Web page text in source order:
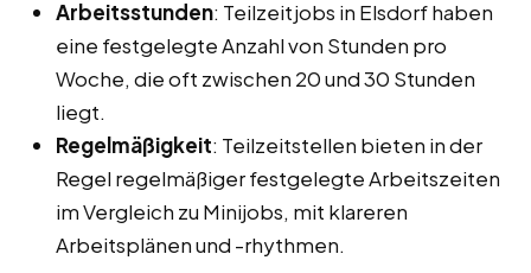
Arbeitsstunden: Teilzeitjobs in Elsdorf haben
eine festgelegte Anzahl von Stunden pro
Woche, die oft zwischen 20 und 30 Stunden
liegt.
Regelmäßigkeit: Teilzeitstellen bieten in der
Regel regelmäßiger festgelegte Arbeitszeiten
im Vergleich zu Minijobs, mit klareren
Arbeitsplänen und -rhythmen.